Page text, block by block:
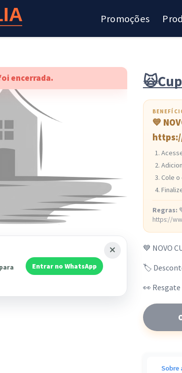
Promoções
encerrada.
Entrar no WhatsApp
💙
Cole
Regras:
https://
💙 NOVO
🏷
👀 Resgate
Sobre